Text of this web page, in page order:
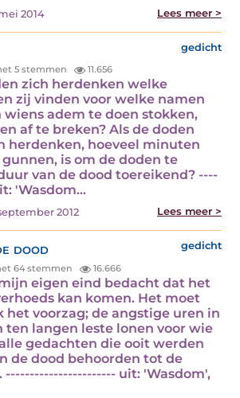
2014 Lees meer >
gedicht
5 stemmen 11.656
zich herdenken welke
zij vinden voor welke namen
wiens adem te doen stokken,
af te breken? Als de doden
herdenken, hoeveel minuten
is om de doden te
van de dood toereikend? ----
'Wasdom…
2012 Lees meer >
dood gedicht
64 stemmen 16.666
eigen eind bedacht dat het
kan komen. Het moet
het voorzag; de angstige uren in
ten langen leste lonen voor wie
gedachten die ooit werden
de dood behoorden tot de
uit: 'Wasdom',